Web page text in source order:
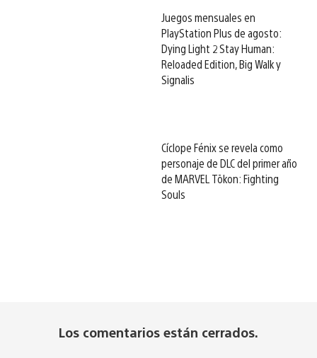
Juegos mensuales en
PlayStation Plus de agosto:
Dying Light 2 Stay Human:
Reloaded Edition, Big Walk y
Signalis
Cíclope Fénix se revela como
personaje de DLC del primer año
de MARVEL Tōkon: Fighting
Souls
Los comentarios están cerrados.